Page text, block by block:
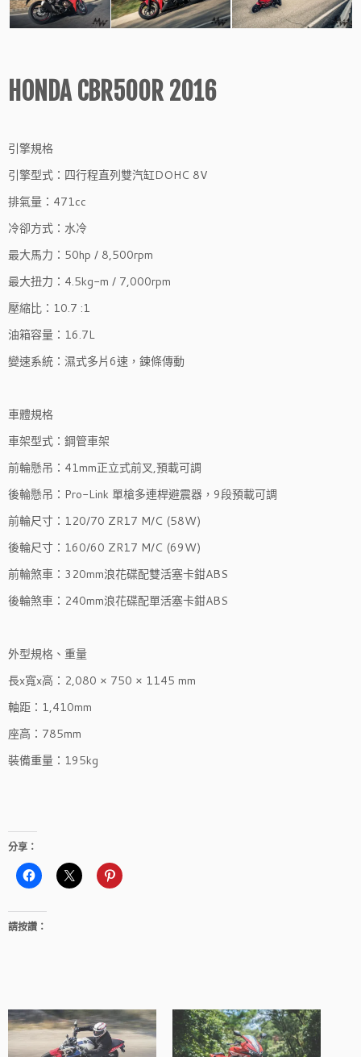
HONDA CBR500R 2016
引擎規格
引擎型式：四行程直列雙汽缸DOHC 8V
排氣量：471cc
冷卻方式：水冷
最大馬力：50hp / 8,500rpm
最大扭力：4.5kg-m / 7,000rpm
壓縮比：10.7 :1
油箱容量：16.7L
變速系統：濕式多片6速，鍊條傳動
車體規格
車架型式：鋼管車架
前輪懸吊：41mm正立式前叉,預載可調
後輪懸吊：Pro-Link 單槍多連桿避震器，9段預載可調
前輪尺寸：120/70 ZR17 M/C (58W)
後輪尺寸：160/60 ZR17 M/C (69W)
前輪煞車：320mm浪花碟配雙活塞卡鉗ABS
後輪煞車：240mm浪花碟配單活塞卡鉗ABS
外型規格、重量
長x寬x高：2,080 × 750 × 1145 mm
軸距：1,410mm
座高：785mm
裝備重量：195kg
分享：
請按讚：